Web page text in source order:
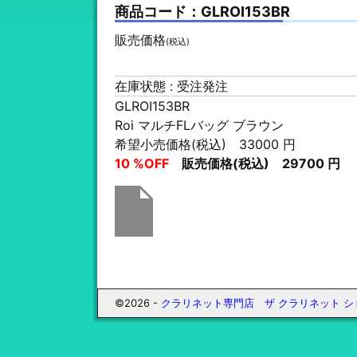
商品コード：GLROI153BR
販売価格(税込)
在庫状態 : 受注発注
GLROI153BR
Roi マルチFLバッグ ブラウン
希望小売価格(税込) 33000 円
10 %OFF 販売価格(税込) 29700 円
©2026 - クラリネット専門店 ザ クラリネット シ